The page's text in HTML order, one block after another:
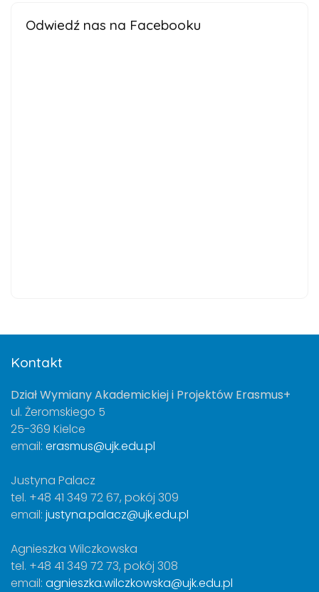
Odwiedź nas na Facebooku
Kontakt
Dział Wymiany Akademickiej i Projektów Erasmus+
ul. Żeromskiego 5
25-369 Kielce
email: erasmus@ujk.edu.pl
Justyna Palacz
tel. +48 41 349 72 67, pokój 309
email: justyna.palacz@ujk.edu.pl
Agnieszka Wilczkowska
tel. +48 41 349 72 73, pokój 308
email: agnieszka.wilczkowska@ujk.edu.pl